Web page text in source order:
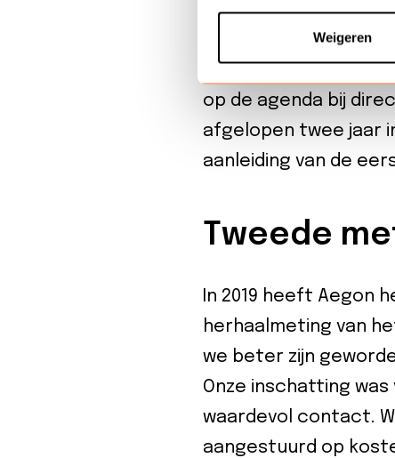
Weigeren
benadrukt dat het
krijgen voor de
op de agenda bij
afgelopen twee jaar
aanleiding van de
Tweede
In 2019 heeft Aegon
herhaalmeting van
we beter zijn
Onze inschatting
waardevol contact.
aangestuurd op